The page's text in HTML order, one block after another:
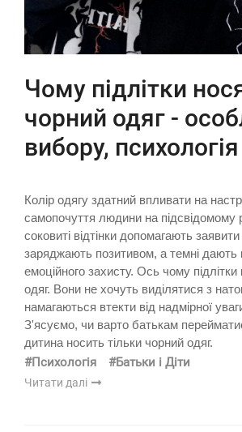
Чому підлітки
чорний одяг -
вибору, психологія
Колір одягу здатний впливати на
самопочуття людини на підсвідомому
соковиті відтінки допомагають
заряджають позитивом, а темні дають
емоційного захисту. Ось чому
одяг. Вони не хочуть виділятися з
намагаються втекти від надмірної
З'ясуємо, чи варто батькам
дитина носить тільки чорний одяг.
#Психологія #Батьки і Діти
Читати далі